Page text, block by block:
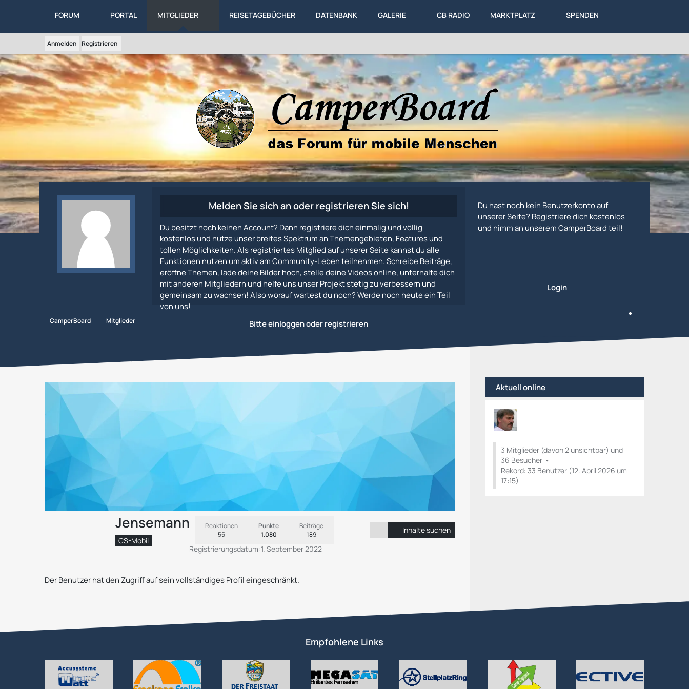
FORUM PORTAL MITGLIEDER REISETAGEBÜCHER DATENBANK GALERIE CB RADIO MARKTPLATZ SPENDEN
Anmelden Registrieren
Melden Sie sich an oder registrieren Sie sich!
Du besitzt noch keinen Account? Dann registriere dich einmalig und völlig
kostenlos und nutze unser breites Spektrum an Themengebieten, Features und
tollen Möglichkeiten. Als registriertes Mitglied auf unserer Seite kannst du alle
Funktionen nutzen um aktiv am Community-Leben teilnehmen. Schreibe Beiträge,
eröffne Themen, lade deine Bilder hoch, stelle deine Videos online, unterhalte dich
mit anderen Mitgliedern und helfe uns unser Projekt stetig zu verbessern und
gemeinsam zu wachsen! Also worauf wartest du noch? Werde noch heute ein Teil
von uns!
Bitte einloggen oder registrieren
Du hast noch kein Benutzerkonto auf
unserer Seite? Registriere dich kostenlos
und nimm an unserem CamperBoard teil!
Login
CamperBoard Mitglieder
Jensemann
CS-Mobil
Reaktionen
55
Punkte
1.080
Beiträge
189
Inhalte suchen
Registrierungsdatum 1. September 2022
Der Benutzer hat den Zugriff auf sein vollständiges Profil eingeschränkt.
Aktuell online
3 Mitglieder (davon 2 unsichtbar) und
36 Besucher
Rekord: 33 Benutzer (12. April 2026 um
17:15)
Empfohlene Links